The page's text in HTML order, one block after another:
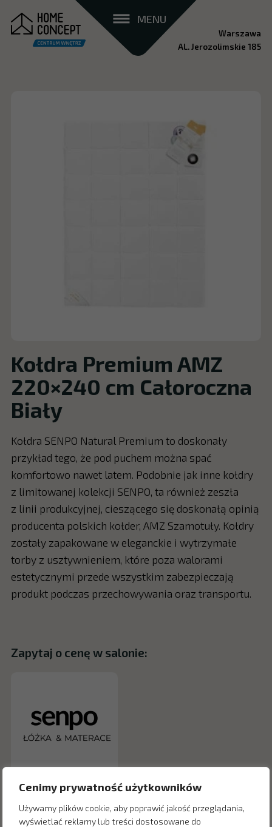
Cenimy prywatność użytkowników
Używamy plików cookie, aby poprawić jakość przeglądania,
wyświetlać reklamy lub treści dostosowane do
MENU
Warszawa
AL. Jerozolimskie 185
Kołdra Premium AMZ
220×240 cm Całoroczna
Biały
Kołdra SENPO Natural Premium to doskonały
przykład tego, że pod puchem można spać
komfortowo nawet latem. Podobnie jak inne kołdry
z limitowanej kolekcji SENPO, ta również zeszła
z linii produkcyjnej, cieszącego się doskonałą opinią
producenta polskich kołder, AMZ Szamotuły. Kołdry
zostały zapakowane w eleganckie i wytrzymałe
torby z usztywnieniem, które poza walorami
estetycznymi przede wszystkim zabezpieczają
produkt podczas przechowywania oraz transportu.
Zapytaj o cenę w salonie: